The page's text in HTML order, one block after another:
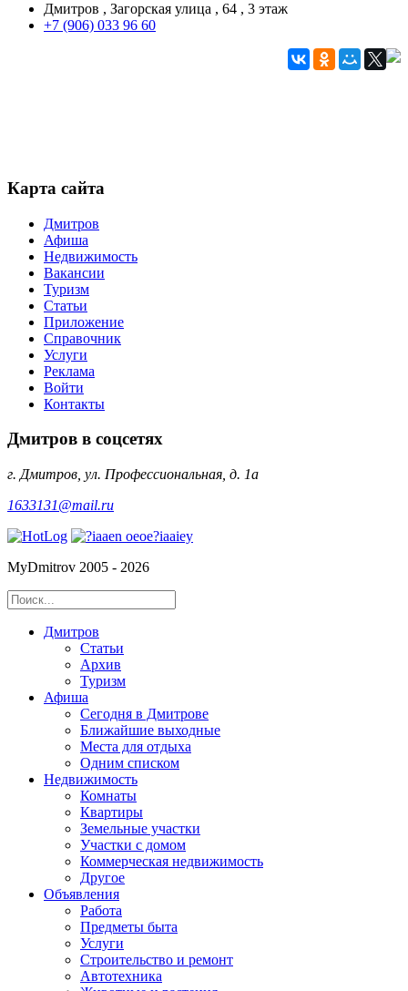
Дмитров , Загорская улица , 64 , 3 этаж
+7 (906) 033 96 60
Карта сайта
Дмитров
Афиша
Недвижимость
Вакансии
Туризм
Статьи
Приложение
Справочник
Услуги
Реклама
Войти
Контакты
Дмитров в соцсетях
г. Дмитров, ул. Профессиональная, д. 1а
1633131@mail.ru
MyDmitrov 2005 - 2026
Дмитров
Статьи
Архив
Туризм
Афиша
Сегодня в Дмитрове
Ближайшие выходные
Места для отдыха
Одним списком
Недвижимость
Комнаты
Квартиры
Земельные участки
Участки с домом
Коммерческая недвижимость
Другое
Объявления
Работа
Предметы быта
Услуги
Строительство и ремонт
Автотехника